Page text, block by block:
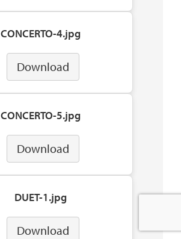
CONCERTO-4.jpg
Download
CONCERTO-5.jpg
Download
DUET-1.jpg
Download